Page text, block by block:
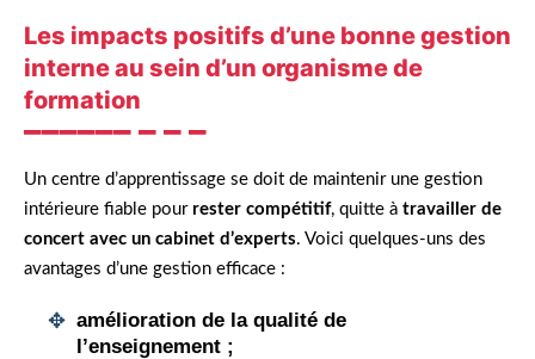
Les impacts positifs d’une bonne gestion
interne au sein d’un organisme de
formation
Un centre d’apprentissage se doit de maintenir une gestion
intérieure fiable pour rester compétitif, quitte à travailler de
concert avec un cabinet d’experts. Voici quelques-uns des
avantages d’une gestion efficace :
amélioration de la qualité de
l’enseignement ;